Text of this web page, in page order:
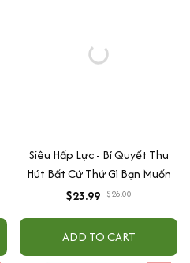
Siêu Hấp Lực - Bí Quyết Thu
Hút Bất Cứ Thứ Gì Bạn Muốn
$23.99 $26.00
ADD TO CART